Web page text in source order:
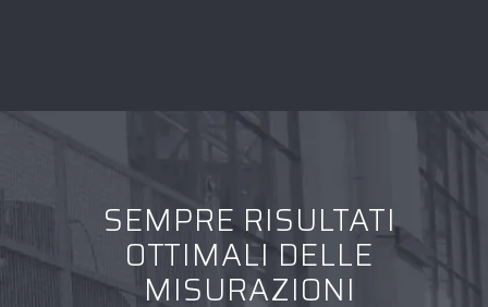
SEMPRE RISULTATI
OTTIMALI DELLE
MISURAZIONI